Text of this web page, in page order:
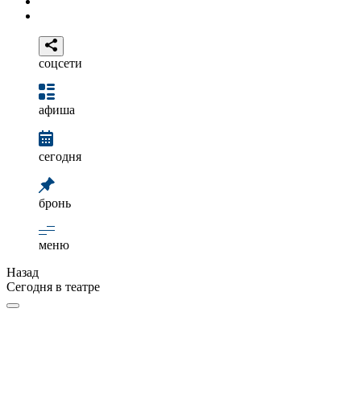
соцсети
афиша
сегодня
бронь
меню
Назад
Сегодня в театре